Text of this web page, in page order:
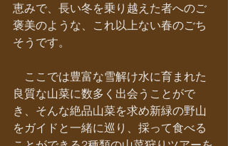
恵みで、長い冬を乗り越えた者へのご
褒美のような、これ以上ない春のごち
そうです。
ここでは豊富な雪解け水に育まれた
良質な山菜に数多く出会うことがで
き、そんな絶品山菜を求め新緑の野山
をガイドと一緒に巡り、採って食べる